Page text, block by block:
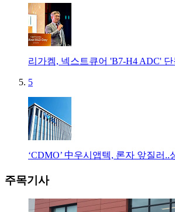
리가켐, 넥스트큐어 'B7-H4 ADC'
5
‘CDMO’ 中우시앱텍, 론자 앞질러..
주목기사